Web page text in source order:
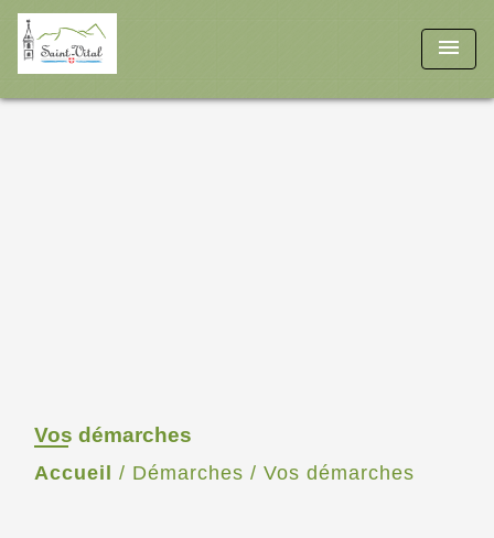
menu
Vos démarches
Accueil / Démarches / Vos démarches